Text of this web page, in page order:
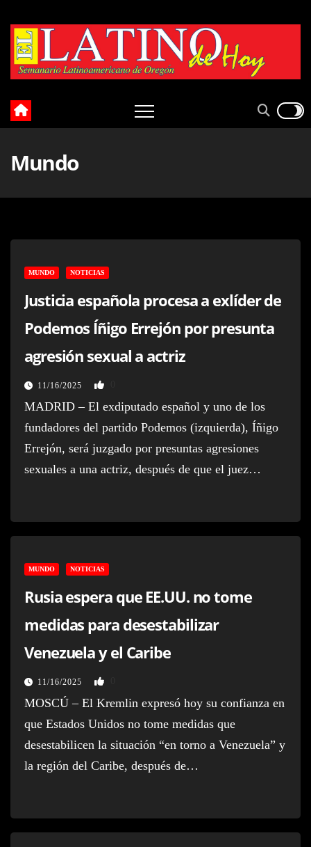
content
Mundo
MUNDO NOTICIAS
Justicia española procesa a exlíder de
Podemos Íñigo Errejón por presunta
agresión sexual a actriz
11/16/2025
MADRID – El exdiputado español y uno de los
fundadores del partido Podemos (izquierda), Íñigo
Errejón, será juzgado por presuntas agresiones
sexuales a una actriz, después de que el juez…
MUNDO NOTICIAS
Rusia espera que EE.UU. no tome
medidas para desestabilizar
Venezuela y el Caribe
11/16/2025
MOSCÚ – El Kremlin expresó hoy su confianza en
que Estados Unidos no tome medidas que
desestabilicen la situación “en torno a Venezuela” y
la región del Caribe, después de…